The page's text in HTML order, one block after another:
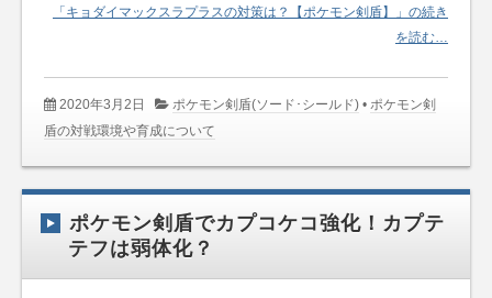
「キョダイマックスラプラスの対策は？【ポケモン剣盾】」の続き
を読む…
2020年3月2日 ポケモン剣盾(ソード･シールド) •ポケモン剣
盾の対戦環境や育成について
ポケモン剣盾でカプコケコ強化！カプテ
テフは弱体化？